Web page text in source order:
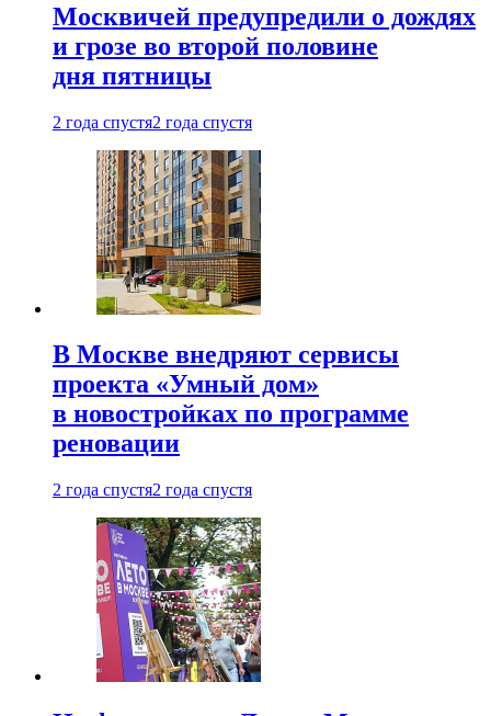
Москвичей предупредили о дождях
и грозе во второй половине
дня пятницы
2 года спустя2 года спустя
В Москве внедряют сервисы
проекта «Умный дом»
в новостройках по программе
реновации
2 года спустя2 года спустя